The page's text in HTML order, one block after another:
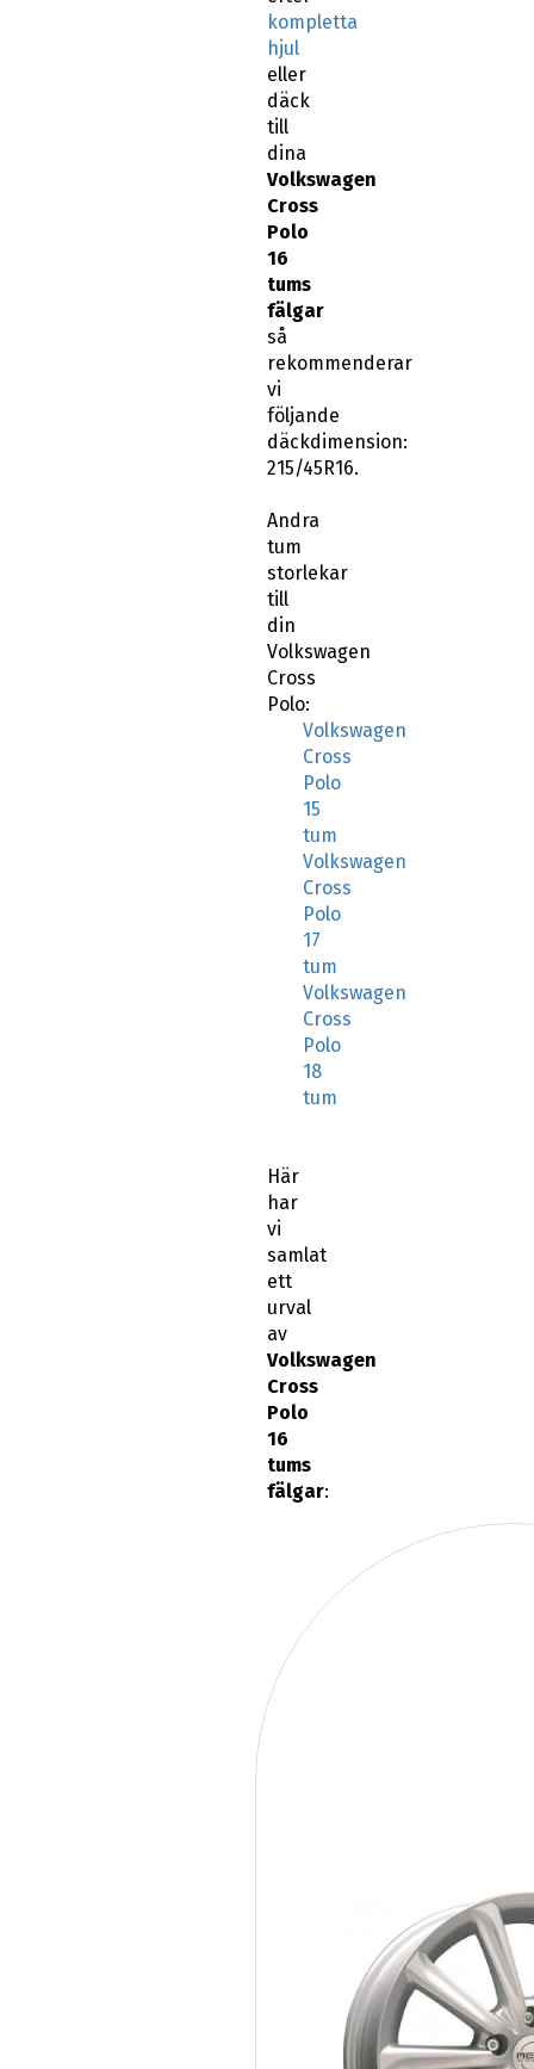
kompletta
hjul
eller
däck
till
dina
Volkswagen
Cross
Polo
16
tums
fälgar
så
rekommenderar
vi
följande
däckdimension:
215/45R16.
Andra
tum
storlekar
till
din
Volkswagen
Cross
Polo:
Volkswagen
Cross
Polo
15
tum
Volkswagen
Cross
Polo
17
tum
Volkswagen
Cross
Polo
18
tum
Här
har
vi
samlat
ett
urval
av
Volkswagen
Cross
Polo
16
tums
fälgar: